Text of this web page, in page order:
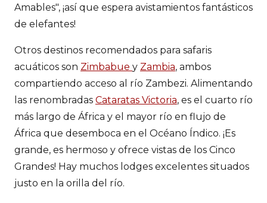
Amables", ¡así que espera avistamientos fantásticos
de elefantes!
Otros destinos recomendados para safaris
acuáticos son Zimbabue y Zambia, ambos
compartiendo acceso al río Zambezi. Alimentando
las renombradas Cataratas Victoria, es el cuarto río
más largo de África y el mayor río en flujo de
África que desemboca en el Océano Índico. ¡Es
grande, es hermoso y ofrece vistas de los Cinco
Grandes! Hay muchos lodges excelentes situados
justo en la orilla del río.